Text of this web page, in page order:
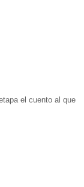
el cuento al que